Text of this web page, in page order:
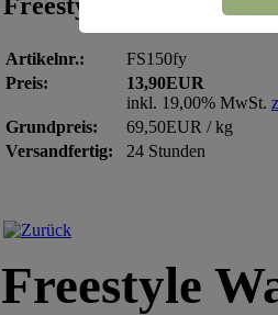
Artikelnr.:
FS150fy
Preis:
13,90EUR
inkl. 19,00% MwSt.
Grundpreis:
69,50EUR / kg
Versandfertig:
24 Stunden
Freestyle